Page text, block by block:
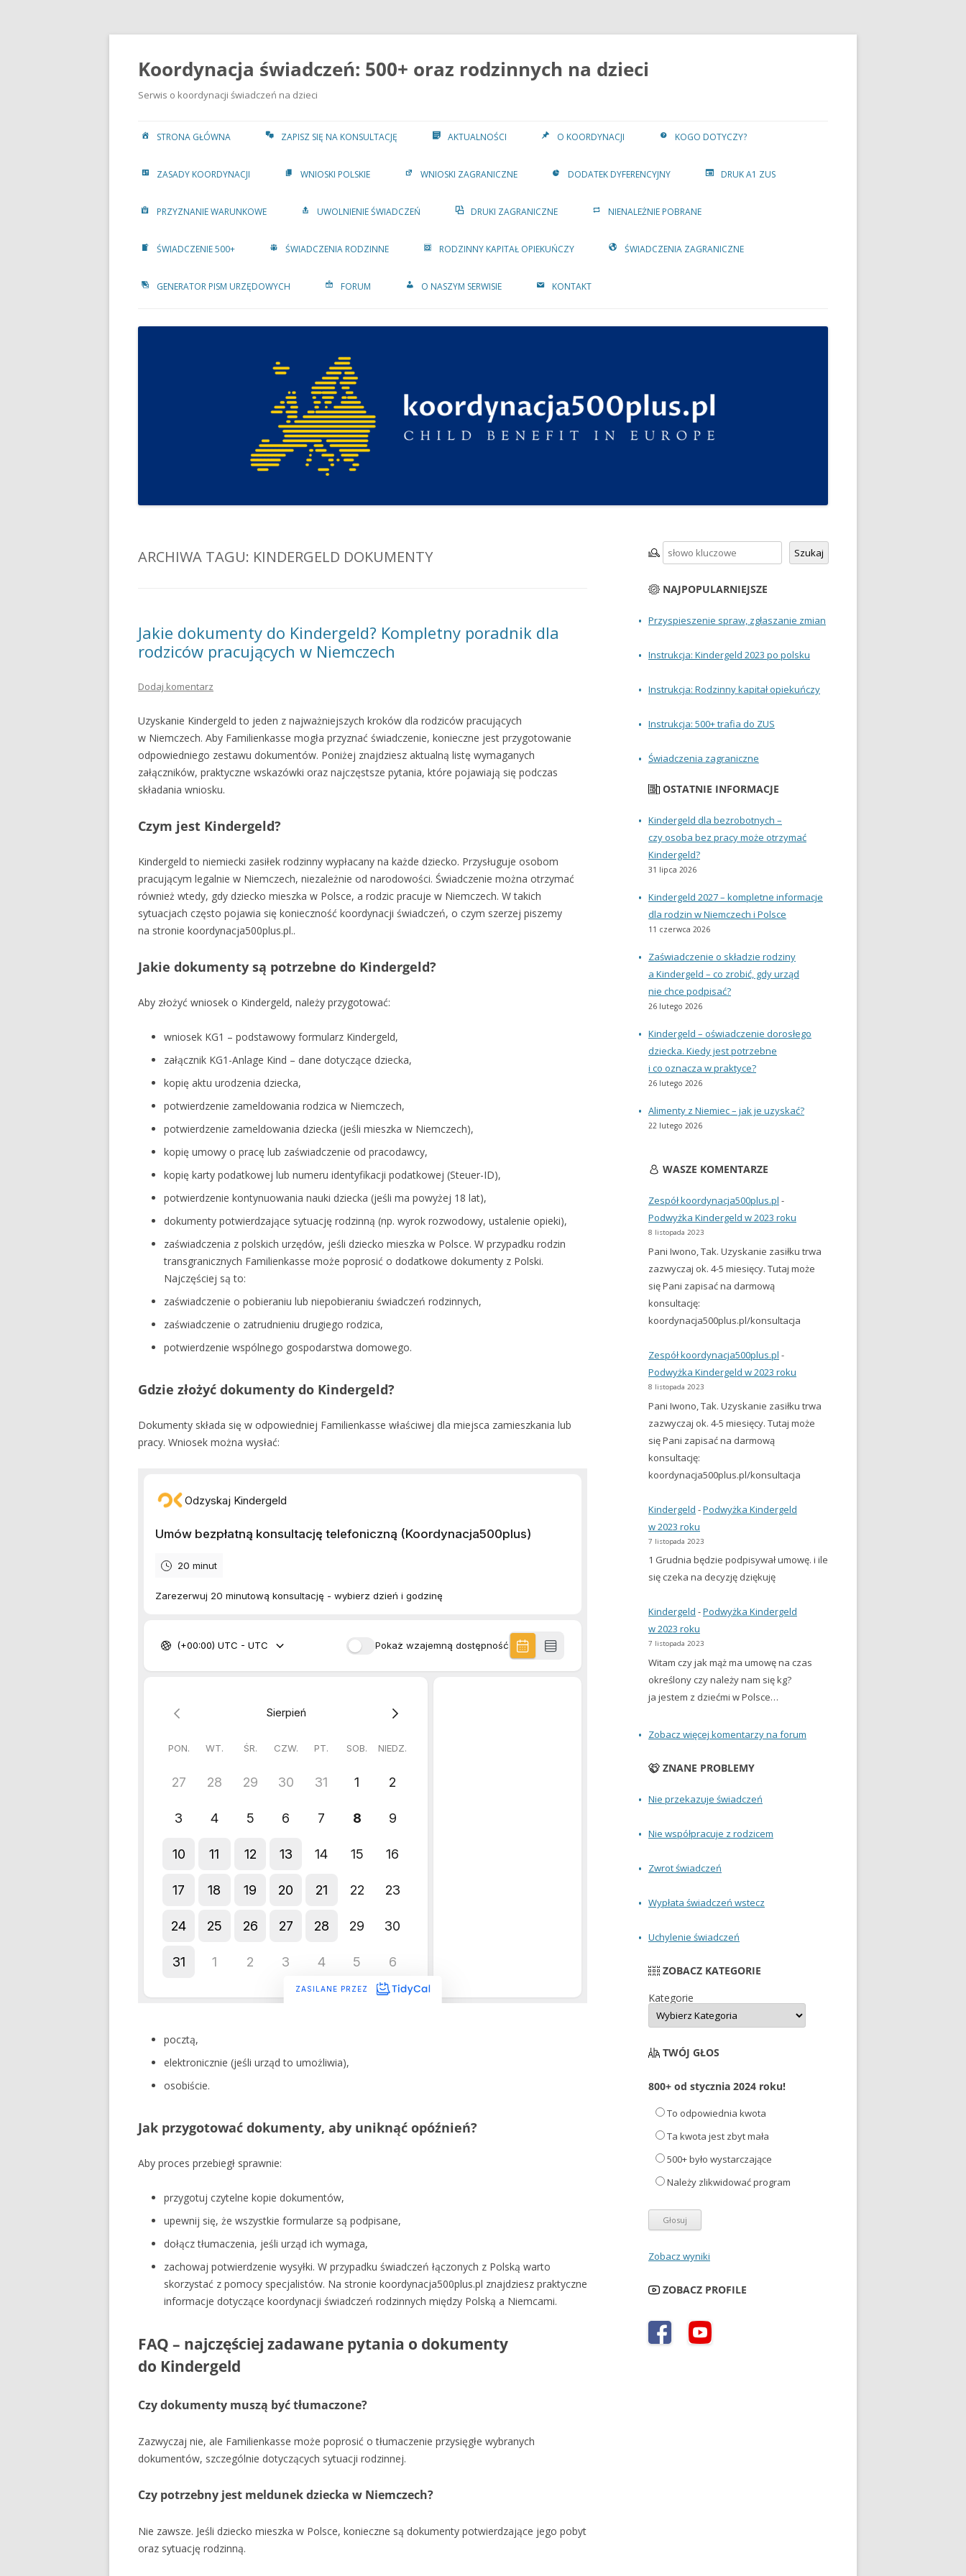
Przejdź
Koordynacja świadczeń: 500+ oraz rodzinnych na dzieci
Serwis o koordynacji świadczeń na dzieci
STRONA GŁÓWNA ZAPISZ SIĘ NA KONSULTACJĘ AKTUALNOŚCI O KOORDYNACJI KOGO DOTYCZY?
ZASADY KOORDYNACJI WNIOSKI POLSKIE WNIOSKI ZAGRANICZNE DODATEK DYFERENCYJNY DRUK A1 ZUS
PRZYZNANIE WARUNKOWE UWOLNIENIE ŚWIADCZEŃ DRUKI ZAGRANICZNE NIENALEŻNIE POBRANE
ŚWIADCZENIE 500+ ŚWIADCZENIA RODZINNE RODZINNY KAPITAŁ OPIEKUŃCZY ŚWIADCZENIA ZAGRANICZNE
GENERATOR PISM URZĘDOWYCH FORUM O NASZYM SERWISIE KONTAKT
ARCHIWA TAGU: KINDERGELD DOKUMENTY
Jakie dokumenty do Kindergeld? Kompletny poradnik dla
rodziców pracujących w Niemczech
Dodaj komentarz
Uzyskanie Kindergeld to jeden z najważniejszych kroków dla rodziców pracujących
w Niemczech. Aby Familienkasse mogła przyznać świadczenie, konieczne jest przygotowanie
odpowiedniego zestawu dokumentów. Poniżej znajdziesz aktualną listę wymaganych
załączników, praktyczne wskazówki oraz najczęstsze pytania, które pojawiają się podczas
składania wniosku.
Czym jest Kindergeld?
Kindergeld to niemiecki zasiłek rodzinny wypłacany na każde dziecko. Przysługuje osobom
pracującym legalnie w Niemczech, niezależnie od narodowości. Świadczenie można otrzymać
również wtedy, gdy dziecko mieszka w Polsce, a rodzic pracuje w Niemczech. W takich
sytuacjach często pojawia się konieczność koordynacji świadczeń, o czym szerzej piszemy
na stronie koordynacja500plus.pl..
Jakie dokumenty są potrzebne do Kindergeld?
Aby złożyć wniosek o Kindergeld, należy przygotować:
wniosek KG1 – podstawowy formularz Kindergeld,
załącznik KG1-Anlage Kind – dane dotyczące dziecka,
kopię aktu urodzenia dziecka,
potwierdzenie zameldowania rodzica w Niemczech,
potwierdzenie zameldowania dziecka (jeśli mieszka w Niemczech),
kopię umowy o pracę lub zaświadczenie od pracodawcy,
kopię karty podatkowej lub numeru identyfikacji podatkowej (Steuer-ID),
potwierdzenie kontynuowania nauki dziecka (jeśli ma powyżej 18 lat),
dokumenty potwierdzające sytuację rodzinną (np. wyrok rozwodowy, ustalenie opieki),
zaświadczenia z polskich urzędów, jeśli dziecko mieszka w Polsce. W przypadku rodzin
transgranicznych Familienkasse może poprosić o dodatkowe dokumenty z Polski.
Najczęściej są to:
zaświadczenie o pobieraniu lub niepobieraniu świadczeń rodzinnych,
zaświadczenie o zatrudnieniu drugiego rodzica,
potwierdzenie wspólnego gospodarstwa domowego.
Gdzie złożyć dokumenty do Kindergeld?
Dokumenty składa się w odpowiedniej Familienkasse właściwej dla miejsca zamieszkania lub
pracy. Wniosek można wysłać:
pocztą,
elektronicznie (jeśli urząd to umożliwia),
osobiście.
Jak przygotować dokumenty, aby uniknąć opóźnień?
Aby proces przebiegł sprawnie:
przygotuj czytelne kopie dokumentów,
upewnij się, że wszystkie formularze są podpisane,
dołącz tłumaczenia, jeśli urząd ich wymaga,
zachowaj potwierdzenie wysyłki. W przypadku świadczeń łączonych z Polską warto
skorzystać z pomocy specjalistów. Na stronie koordynacja500plus.pl znajdziesz praktyczne
informacje dotyczące koordynacji świadczeń rodzinnych między Polską a Niemcami.
FAQ – najczęściej zadawane pytania o dokumenty
do Kindergeld
Czy dokumenty muszą być tłumaczone?
Zazwyczaj nie, ale Familienkasse może poprosić o tłumaczenie przysięgłe wybranych
dokumentów, szczególnie dotyczących sytuacji rodzinnej.
Czy potrzebny jest meldunek dziecka w Niemczech?
Nie zawsze. Jeśli dziecko mieszka w Polsce, konieczne są dokumenty potwierdzające jego pobyt
oraz sytuację rodzinną.
Szukaj Szukaj
NAJPOPULARNIEJSZE
Przyspieszenie spraw, zgłaszanie zmian
Instrukcja: Kindergeld 2023 po polsku
Instrukcja: Rodzinny kapitał opiekuńczy
Instrukcja: 500+ trafia do ZUS
Świadczenia zagraniczne
OSTATNIE INFORMACJE
Kindergeld dla bezrobotnych –
czy osoba bez pracy może otrzymać
Kindergeld?
31 lipca 2026
Kindergeld 2027 – kompletne informacje
dla rodzin w Niemczech i Polsce
11 czerwca 2026
Zaświadczenie o składzie rodziny
a Kindergeld – co zrobić, gdy urząd
nie chce podpisać?
26 lutego 2026
Kindergeld – oświadczenie dorosłego
dziecka. Kiedy jest potrzebne
i co oznacza w praktyce?
26 lutego 2026
Alimenty z Niemiec – jak je uzyskać?
22 lutego 2026
WASZE KOMENTARZE
Zespół koordynacja500plus.pl -
Podwyżka Kindergeld w 2023 roku
8 listopada 2023
Pani Iwono, Tak. Uzyskanie zasiłku trwa
zazwyczaj ok. 4-5 miesięcy. Tutaj może
się Pani zapisać na darmową
konsultację:
koordynacja500plus.pl/konsultacja
Zespół koordynacja500plus.pl -
Podwyżka Kindergeld w 2023 roku
8 listopada 2023
Pani Iwono, Tak. Uzyskanie zasiłku trwa
zazwyczaj ok. 4-5 miesięcy. Tutaj może
się Pani zapisać na darmową
konsultację:
koordynacja500plus.pl/konsultacja
Kindergeld -Podwyżka Kindergeld
w 2023 roku
7 listopada 2023
1 Grudnia będzie podpisywał umowę. i ile
się czeka na decyzję dziękuję
Kindergeld -Podwyżka Kindergeld
w 2023 roku
7 listopada 2023
Witam czy jak mąż ma umowę na czas
określony czy należy nam się kg?
ja jestem z dziećmi w Polsce…
Zobacz więcej komentarzy na forum
ZNANE PROBLEMY
Nie przekazuje świadczeń
Nie współpracuje z rodzicem
Zwrot świadczeń
Wypłata świadczeń wstecz
Uchylenie świadczeń
ZOBACZ KATEGORIE
Kategorie
TWÓJ GŁOS
800+ od stycznia 2024 roku!
To odpowiednia kwota
Ta kwota jest zbyt mała
500+ było wystarczające
Należy zlikwidować program
Zobacz wyniki
ZOBACZ PROFILE